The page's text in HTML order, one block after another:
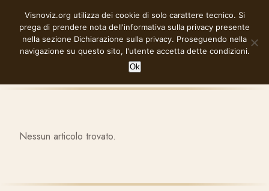
contenuto
VISNOVIZ.ORG
Nessun articolo trovato.
Visnoviz.org utilizza dei cookie di solo carattere tecnico. Si
prega di prendere nota dell'informativa sulla privacy presente
nella sezione Dichiarazione sulla privacy. Proseguendo nella
navigazione su questo sito, l'utente accetta dette condizioni.
Ok